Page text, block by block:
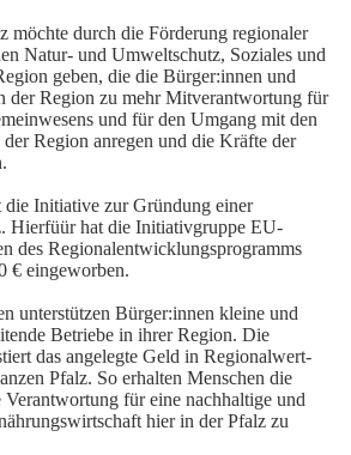
möchte durch die Förderung regionaler
Natur- und Umweltschutz, Soziales und
geben, die die Bürger:innen und
der Region zu mehr Mitverantwortung für
und für den Umgang mit den
Region anregen und die Kräfte der
die Initiative zur Gründung einer
Hierfüür hat die Initiativgruppe EU-
des Regionalentwicklungsprogramms
€ eingeworben.
unterstützen Bürger:innen kleine und
Betriebe in ihrer Region. Die
das angelegte Geld in Regionalwert-
Pfalz. So erhalten Menschen die
für eine nachhaltige und
hier in der Pfalz zu